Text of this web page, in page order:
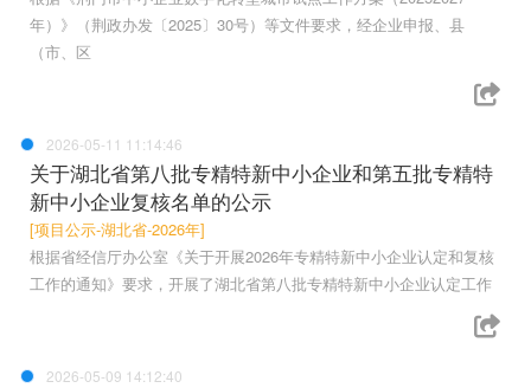
年）》（荆政办发〔2025〕30号）等文件要求，经企业申报、县
（市、区
2026-05-11 11:14:46
关于湖北省第八批专精特新中小企业和第五批专精特
新中小企业复核名单的公示
[项目公示-湖北省-2026年]
根据省经信厅办公室《关于开展2026年专精特新中小企业认定和复核
工作的通知》要求，开展了湖北省第八批专精特新中小企业认定工作
2026-05-09 14:12:40